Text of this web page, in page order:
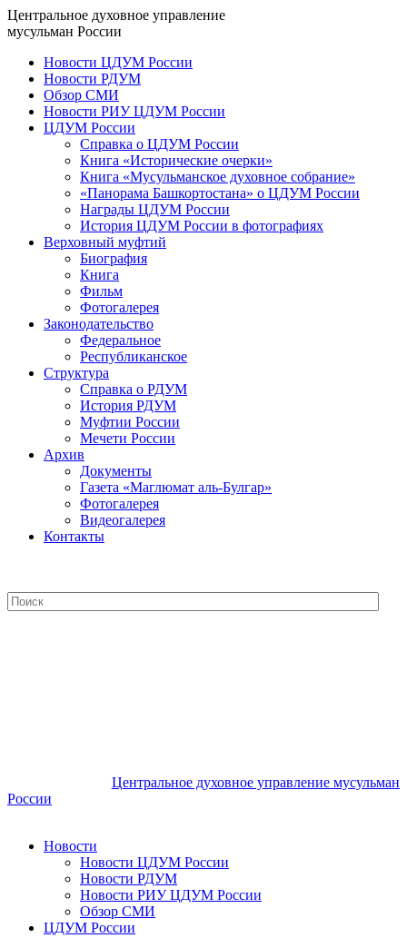
Центральное духовное управление
мусульман России
Новости ЦДУМ России
Новости РДУМ
Обзор СМИ
Новости РИУ ЦДУМ России
ЦДУМ России
Справка о ЦДУМ России
Книга «Исторические очерки»
Книга «Мусульманское духовное собрание»
«Панорама Башкортостана» о ЦДУМ России
Награды ЦДУМ России
История ЦДУМ России в фотографиях
Верховный муфтий
Биография
Книга
Фильм
Фотогалерея
Законодательство
Федеральное
Республиканское
Структура
Справка о РДУМ
История РДУМ
Муфтии России
Мечети России
Архив
Документы
Газета «Маглюмат аль-Булгар»
Фотогалерея
Видеогалерея
Контакты
Центральное духовное управление мусульман
России
Новости
Новости ЦДУМ России
Новости РДУМ
Новости РИУ ЦДУМ России
Обзор СМИ
ЦДУМ России